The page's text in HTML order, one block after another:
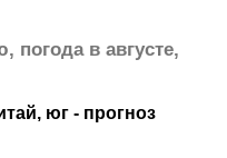
погода в августе,
юг - прогноз